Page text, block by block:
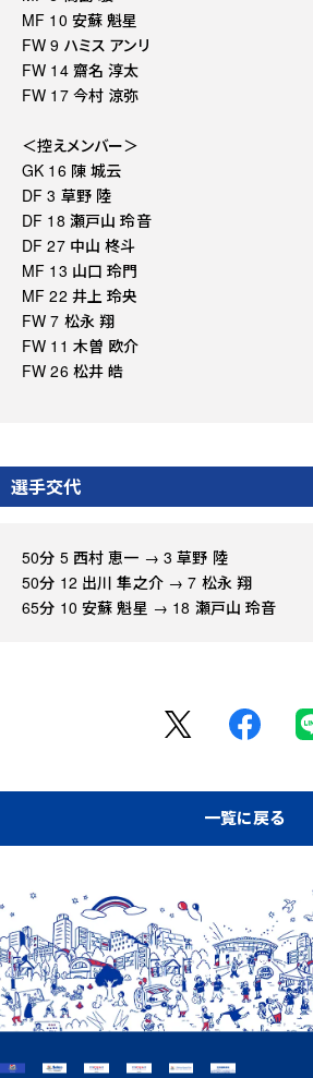
MF 10 安蘇 魁星
FW 9 ハミス アンリ
FW 14 齋名 淳太
FW 17 今村 涼弥
＜控えメンバー＞
GK 16 陳 城云
DF 3 草野 陸
DF 18 瀬戸山 玲音
DF 27 中山 柊斗
MF 13 山口 玲門
MF 22 井上 玲央
FW 7 松永 翔
FW 11 木曽 欧介
FW 26 松井 皓
選手交代
50分 5 西村 恵一 → 3 草野 陸
50分 12 出川 隼之介 → 7 松永 翔
65分 10 安蘇 魁星 → 18 瀬戸山 玲音
一覧に戻る